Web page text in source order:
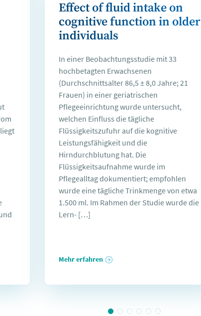
Effect of fluid intake on
cognitive function in older
individuals
In einer Beobachtungsstudie mit 33
hochbetagten Erwachsenen
(Durchschnittsalter 86,5 ± 8,0 Jahre; 21
Frauen) in einer geriatrischen
Pflegeeinrichtung wurde untersucht,
welchen Einfluss die tägliche
Flüssigkeitszufuhr auf die kognitive
Leistungsfähigkeit und die
Hirndurchblutung hat. Die
Flüssigkeitsaufnahme wurde im
Pflegealltag dokumentiert; empfohlen
wurde eine tägliche Trinkmenge von etwa
1.500 ml. Im Rahmen der Studie wurde die
Lern- […]
Mehr erfahren